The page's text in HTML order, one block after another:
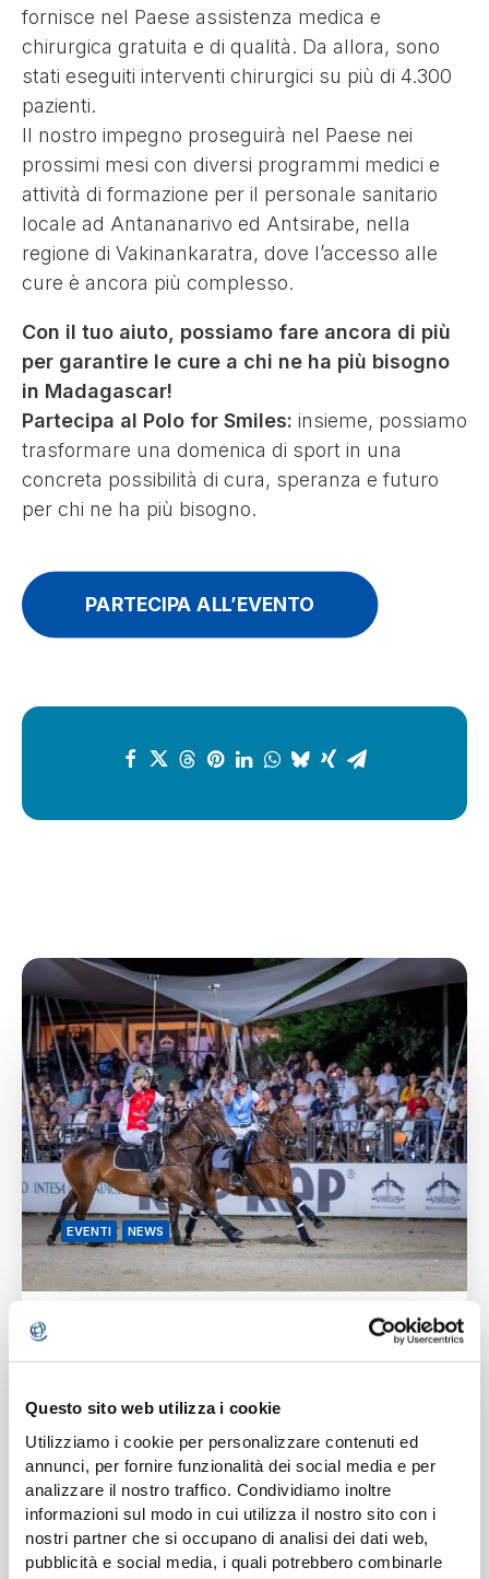
Questo sito web utilizza i cookie
Utilizziamo i cookie per personalizzare contenuti ed
annunci, per fornire funzionalità dei social media e per
analizzare il nostro traffico. Condividiamo inoltre
informazioni sul modo in cui utilizza il nostro sito con i
nostri partner che si occupano di analisi dei dati web,
pubblicità e social media, i quali potrebbero combinarle
fornisce nel Paese assistenza medica e
chirurgica gratuita e di qualità. Da allora, sono
stati eseguiti interventi chirurgici su più di 4.300
pazienti.
Il nostro impegno proseguirà nel Paese nei
prossimi mesi con diversi programmi medici e
attività di formazione per il personale sanitario
locale ad Antananarivo ed Antsirabe, nella
regione di Vakinankaratra, dove l’accesso alle
cure è ancora più complesso.
Con il tuo aiuto, possiamo fare ancora di più
per garantire le cure a chi ne ha più bisogno
in Madagascar!
Partecipa al Polo for Smiles: insieme, possiamo
trasformare una domenica di sport in una
concreta possibilità di cura, speranza e futuro
per chi ne ha più bisogno.
PARTECIPA ALL’EVENTO
EVENTI NEWS
Polo e solidarietà: a Piazza
di Siena una serata
speciale a sostegno dei
programmi medici di
Operation Smile
Lo scorso 28 maggio abbiamo vissuto
una piacevole serata nel suggestivo